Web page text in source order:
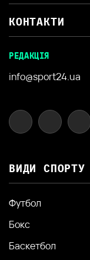
КОНТАКТИ
РЕДАКЦІЯ
info@sport24.ua
ВИДИ СПОРТУ
Футбол
Бокс
Баскетбол